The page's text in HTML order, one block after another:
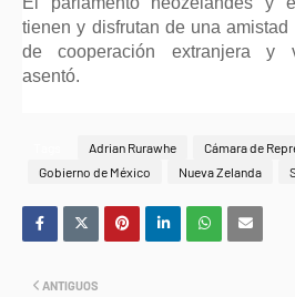
tienen y disfrutan de una amistad
de cooperación extranjera y
asentó.
Adrian Rurawhe
Cámara de
Gobierno de México
Nueva Zelanda
ANTIGUOS